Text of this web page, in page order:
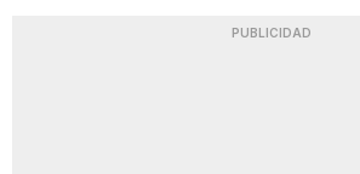
PUBLICIDAD